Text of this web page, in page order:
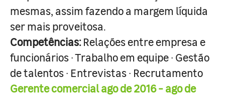
mesmas, assim fazendo a margem líquida
ser mais proveitosa.
Competências:Relações entre empresa e
funcionários · Trabalho em equipe · Gestão
de talentos · Entrevistas · Recrutamento
Gerente comercial ago de 2016 - ago de